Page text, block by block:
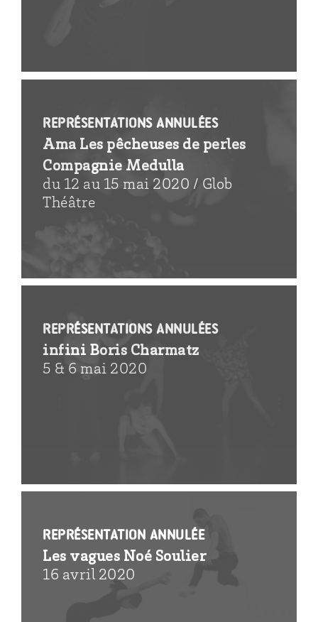
REPRÉSENTATIONS ANNULÉES
Ama Les pêcheuses de perles
Compagnie Medulla
du 12 au 15 mai 2020 / Glob
Théâtre
REPRÉSENTATIONS ANNULÉES
infini Boris Charmatz
5 & 6 mai 2020
REPRÉSENTATION ANNULÉE
Les vagues Noé Soulier
16 avril 2020